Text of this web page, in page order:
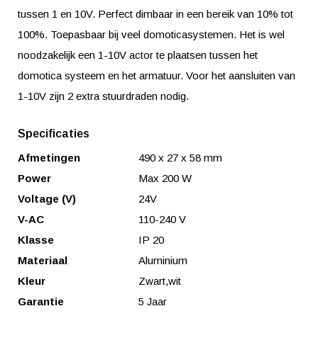
tussen 1 en 10V. Perfect dimbaar in een bereik van 10% tot
100%. Toepasbaar bij veel domoticasystemen. Het is wel
noodzakelijk een 1-10V actor te plaatsen tussen het
domotica systeem en het armatuur. Voor het aansluiten van
1-10V zijn 2 extra stuurdraden nodig.
Specificaties
Afmetingen
490 x 27 x 58 mm
Power
Max 200 W
Voltage (V)
24V
V-AC
110-240 V
Klasse
IP 20
Materiaal
Aluminium
Kleur
Zwart,wit
Garantie
5 Jaar